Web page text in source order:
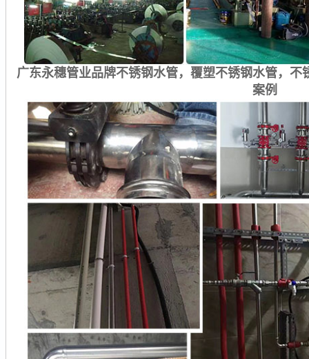
广东永穗管业品牌不锈钢水管，覆塑不锈钢水管，
案例